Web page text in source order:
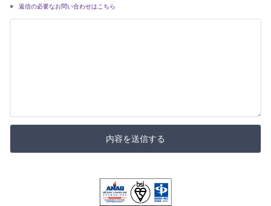
返信の必要なお問い合わせはこちら
内容を送信する